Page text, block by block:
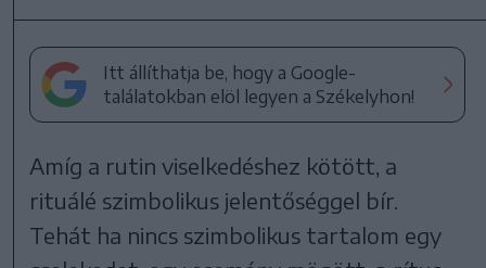
Itt állíthatja be, hogy a Google-
találatokban elöl legyen a Székelyhon!
Amíg a rutin viselkedéshez kötött, a
rituálé szimbolikus jelentőséggel bír.
Tehát ha nincs szimbolikus tartalom egy